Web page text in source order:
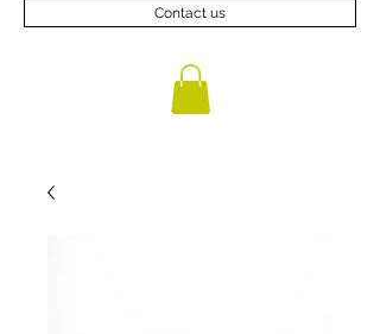
Contact us